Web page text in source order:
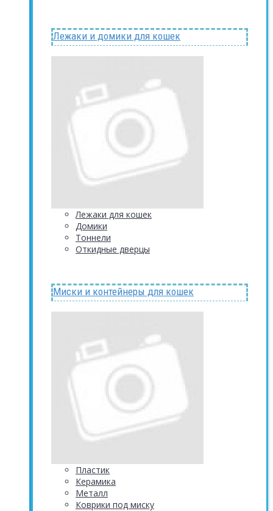
Лежаки и домики для кошек
Лежаки для кошек
Домики
Тоннели
Откидные дверцы
Миски и контейнеры для кошек
Пластик
Керамика
Металл
Коврики под миску